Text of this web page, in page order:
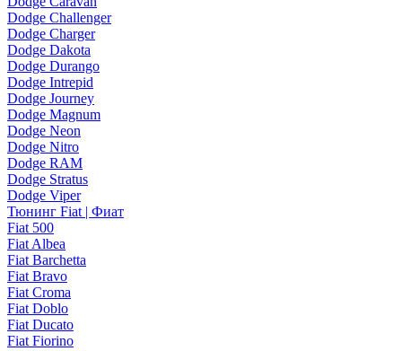
Dodge Challenger
Dodge Charger
Dodge Dakota
Dodge Durango
Dodge Intrepid
Dodge Journey
Dodge Magnum
Dodge Neon
Dodge Nitro
Dodge RAM
Dodge Stratus
Dodge Viper
Тюнинг Fiat | Фиат
Fiat 500
Fiat Albea
Fiat Barchetta
Fiat Bravo
Fiat Croma
Fiat Doblo
Fiat Ducato
Fiat Fiorino